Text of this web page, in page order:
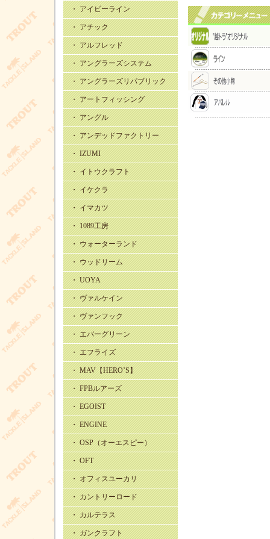
・ アイビーライン
・ アチック
・ アルフレッド
・ アングラーズシステム
・ アングラーズリパブリック
・ アートフィッシング
・ アングル
・ アンデッドファクトリー
・ IZUMI
・ イトウクラフト
・ イケクラ
・ イマカツ
・ 1089工房
・ ウォーターランド
・ ウッドリーム
・ UOYA
・ ヴァルケイン
・ ヴァンフック
・ エバーグリーン
・ エフライズ
・ MAV【HERO’S】
・ FPBルアーズ
・ EGOIST
・ ENGINE
・ OSP（オーエスピー）
・ OFT
・ オフィスユーカリ
・ カントリーロード
・ カルテラス
・ ガンクラフト